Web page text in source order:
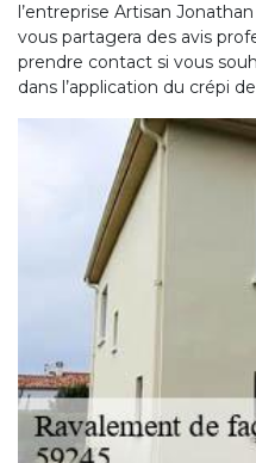
l’entreprise Artisan
vous partagera des avis
prendre contact si vous
dans l’application du crépi